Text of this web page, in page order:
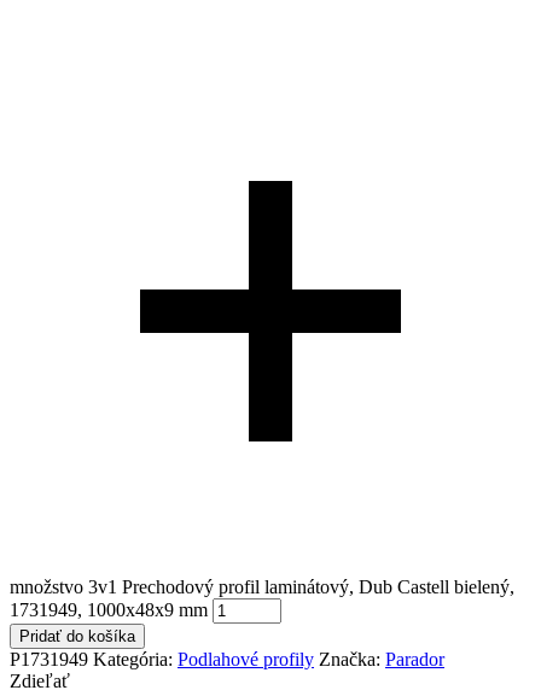
množstvo 3v1 Prechodový profil laminátový, Dub Castell bielený,
1731949, 1000x48x9 mm
Pridať do košíka
P1731949 Kategória: Podlahové profily Značka: Parador
Zdieľať